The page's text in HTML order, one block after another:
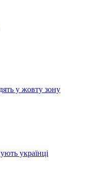
у жовту зону
українці